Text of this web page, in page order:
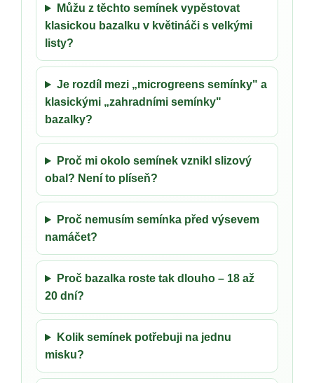
Můžu z těchto semínek vypěstovat
klasickou bazalku v květináči s velkými
listy?
Je rozdíl mezi „microgreens semínky" a
klasickými „zahradními semínky"
bazalky?
Proč mi okolo semínek vznikl slizový
obal? Není to plíseň?
Proč nemusím semínka před výsevem
namáčet?
Proč bazalka roste tak dlouho – 18 až
20 dní?
Kolik semínek potřebuji na jednu
misku?